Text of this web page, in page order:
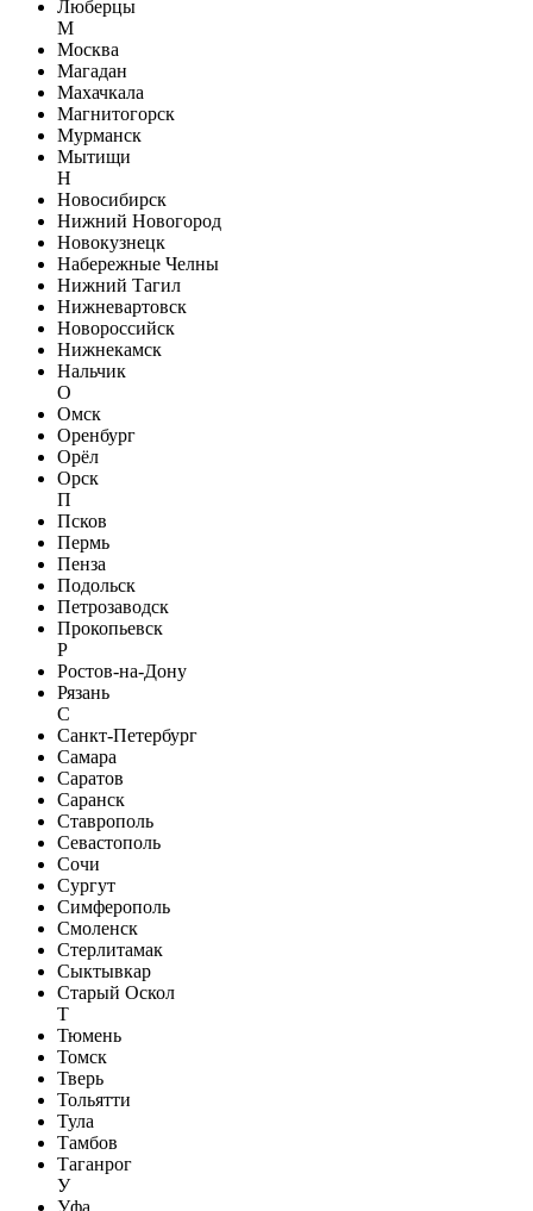
Люберцы
М
Москва
Магадан
Махачкала
Магнитогорск
Мурманск
Мытищи
Н
Новосибирск
Нижний Новогород
Новокузнецк
Набережные Челны
Нижний Тагил
Нижневартовск
Новороссийск
Нижнекамск
Нальчик
О
Омск
Оренбург
Орёл
Орск
П
Псков
Пермь
Пенза
Подольск
Петрозаводск
Прокопьевск
Р
Ростов-на-Дону
Рязань
С
Санкт-Петербург
Самара
Саратов
Саранск
Ставрополь
Севастополь
Сочи
Сургут
Симферополь
Смоленск
Стерлитамак
Сыктывкар
Старый Оскол
Т
Тюмень
Томск
Тверь
Тольятти
Тула
Тамбов
Таганрог
У
Уфа